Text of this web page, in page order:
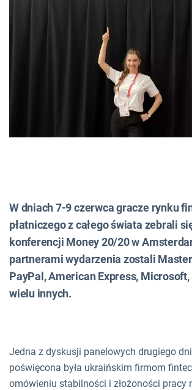
W dniach 7-9 czerwca gracze rynku
płatniczego z całego świata zebrali
konferencji Money 20/20 w
partnerami wydarzenia zostali
PayPal, American Express,
wielu innych.
Jedna z dyskusji panelowych drugiego
poświęcona była ukraińskim firmom
omówieniu stabilności i złożoności pracy